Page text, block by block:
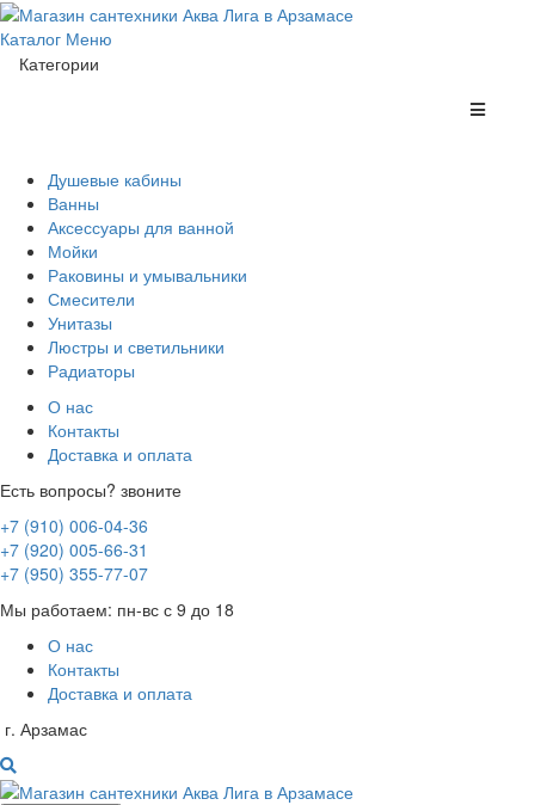
Каталог Меню
Категории
Душевые кабины
Ванны
Аксессуары для ванной
Мойки
Раковины и умывальники
Смесители
Унитазы
Люстры и светильники
Радиаторы
О нас
Контакты
Доставка и оплата
Есть вопросы? звоните
+7 (910) 006-04-36
+7 (920) 005-66-31
+7 (950) 355-77-07
Мы работаем: пн-вс с 9 до 18
О нас
Контакты
Доставка и оплата
г. Арзамас